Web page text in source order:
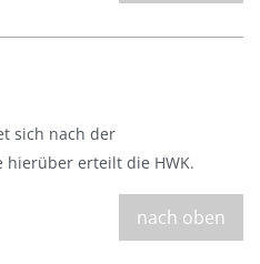
sich nach der
hierüber erteilt die HWK.
nach oben